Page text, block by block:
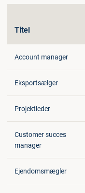
Titel
Account manager
Eksportsælger
Projektleder
Customer succes
manager
Ejendomsmægler